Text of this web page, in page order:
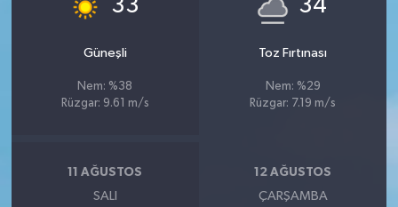
33
Güneşli
Nem: %38
Rüzgar: 9.61 m/s
34
Toz Fırtınası
Nem: %29
Rüzgar: 7.19 m/s
11 AĞUSTOS
SALI
12 AĞUSTOS
ÇARŞAMBA